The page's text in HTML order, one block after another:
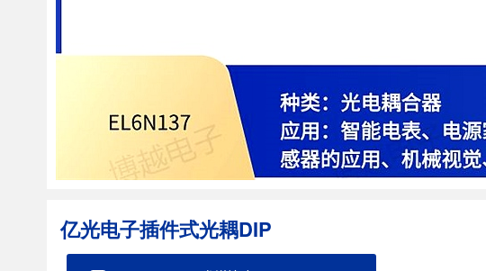
亿光电子插件式光耦DIP